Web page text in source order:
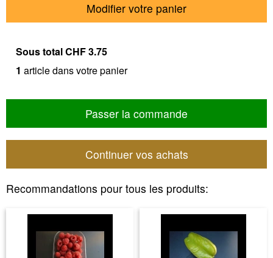
Modifier votre panier
Sous totalCHF 3.75
1 article dans votre panier
Passer la commande
Continuer vos achats
Recommandations pour tous les produits: